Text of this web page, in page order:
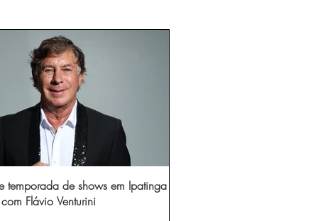
temporada de shows em Ipatinga
com Flávio Venturini